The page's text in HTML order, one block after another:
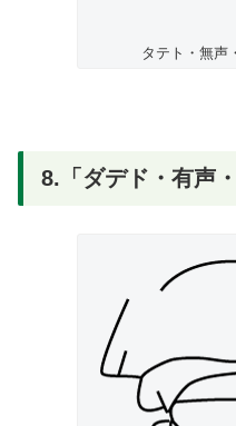
タテト・無声
8.「ダデド・有声